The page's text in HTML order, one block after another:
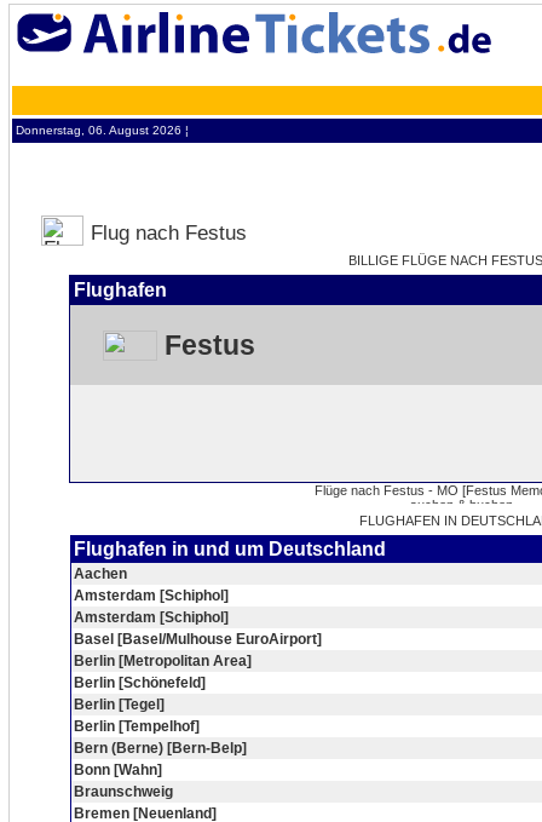
Donnerstag, 06. August 2026 ¦
Flug nach Festus
BILLIGE FLÜGE NACH
Flughafen
Festus
FLUGHAFEN IN
Flughafen in und um Deutschland
Aachen
Amsterdam [Schiphol]
Amsterdam [Schiphol]
Basel [Basel/Mulhouse EuroAirport]
Berlin [Metropolitan Area]
Berlin [Schönefeld]
Berlin [Tegel]
Berlin [Tempelhof]
Bern (Berne) [Bern-Belp]
Bonn [Wahn]
Braunschweig
Bremen [Neuenland]